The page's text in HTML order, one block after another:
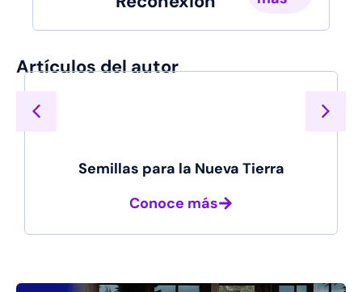
Artículos del autor
Semillas para la Nueva Tierra
Conoce más